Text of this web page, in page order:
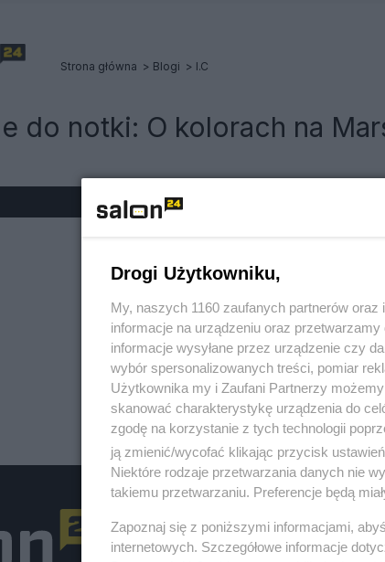
Strona główna Blogi I.C
do notki: O kolorach na
Polityka
PiS
Drogi Użytkowniku,
My, naszych 1160 zaufanych partnerów
informacje na urządzeniu oraz
informacje wysyłane przez urządzenie czy
wybór spersonalizowanych treści, pomiar
Użytkownika my i Zaufani Partnerzy
skanować charakterystykę urządzenia do
zgodę na korzystanie z tych technologii
ją zmienić/wycofać klikając przycisk
Niektóre rodzaje przetwarzania danych nie
takiemu przetwarzaniu. Preferencje będą
Zapoznaj się z poniższymi informacjami,
internetowych. Szczegółowe informacje